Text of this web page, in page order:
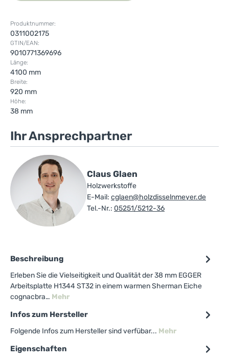
Produktnummer:
0311002175
GTIN/EAN:
9010771369696
Länge:
4100 mm
Breite:
920 mm
Höhe:
38 mm
Ihr Ansprechpartner
Claus Glaen
Holzwerkstoffe
E-Mail: cglaen@holzdisselnmeyer.de
Tel.-Nr.: 05251/5212-36
Beschreibung
Erleben Sie die Vielseitigkeit und Qualität der 38 mm EGGER
Arbeitsplatte H1344 ST32 in einem warmen Sherman Eiche
cognacbra… Mehr
Infos zum Hersteller
Folgende Infos zum Hersteller sind verfübar... Mehr
Eigenschaften